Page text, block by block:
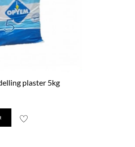
plaster 5kg